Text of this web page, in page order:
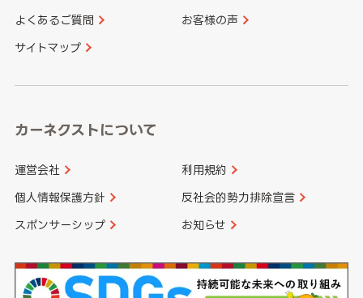
香川県 愛媛県
大分県 宮崎県
よくあるご質問 お客様の声
サイトマップ
カーネクストについて
運営会社 利用規約
個人情報保護方針 反社会的勢力排除宣言
スポンサーシップ お知らせ